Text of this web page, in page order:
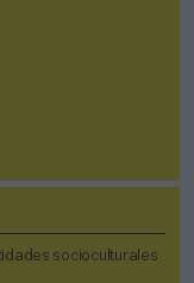
socioculturales